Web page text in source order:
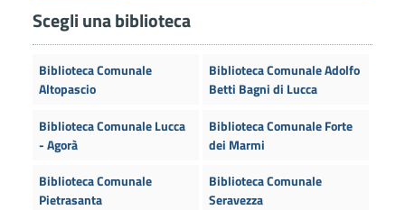
Scegli una biblioteca
Biblioteca Comunale
Altopascio
Biblioteca Comunale Adolfo
Betti Bagni di Lucca
Biblioteca Comunale Lucca
- Agorà
Biblioteca Comunale Forte
dei Marmi
Biblioteca Comunale
Pietrasanta
Biblioteca Comunale
Seravezza